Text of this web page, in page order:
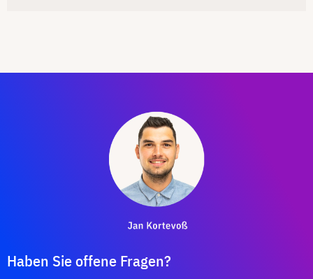
Haben Sie offene Fragen?